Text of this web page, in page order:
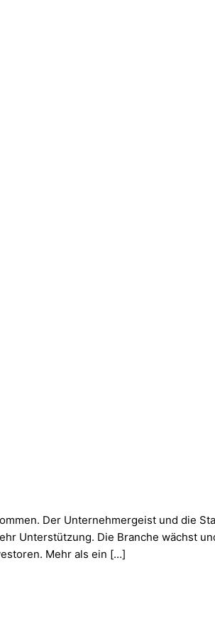
Der Unternehmergeist und die
Unterstützung. Die Branche wächst
Mehr als ein […]